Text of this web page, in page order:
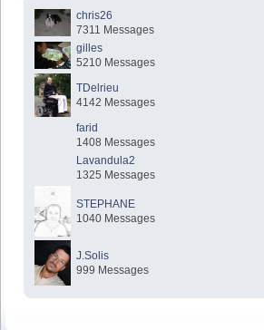
chris26
7311 Messages
gilles
5210 Messages
TDelrieu
4142 Messages
farid
1408 Messages
Lavandula2
1325 Messages
STEPHANE
1040 Messages
J.Solis
999 Messages